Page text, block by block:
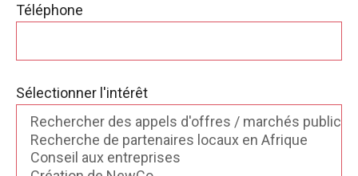
Téléphone
Sélectionner l'intérêt